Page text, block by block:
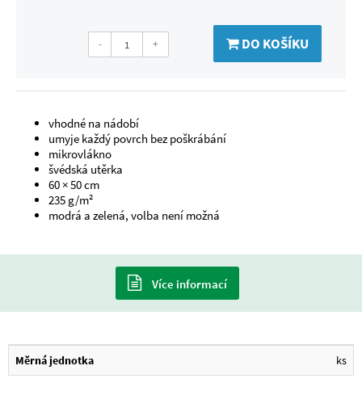
- + DO KOŠÍKU
vhodné na nádobí
umyje každý povrch bez poškrábání
mikrovlákno
švédská utěrka
60 × 50 cm
235 g/m²
modrá a zelená, volba není možná
Více informací
Měrná jednotka ks